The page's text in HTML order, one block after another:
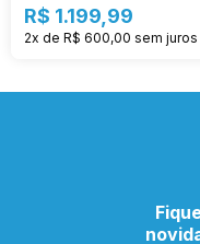
R$ 1.199,99
2x de R$ 600,00 sem juros